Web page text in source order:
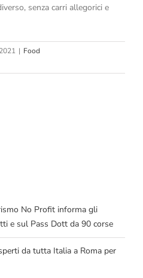
senza carri allegorici e
| Food
No Profit informa gli
e sul Pass Dott da 90 corse
da tutta Italia a Roma per